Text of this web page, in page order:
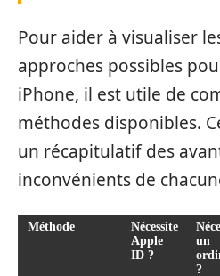
Pour aider à visualiser
approches possibles
iPhone, il est utile de
méthodes disponibles.
un récapitulatif des
inconvénients de
Méthode
Nécessite
Apple
ID ?
un
?